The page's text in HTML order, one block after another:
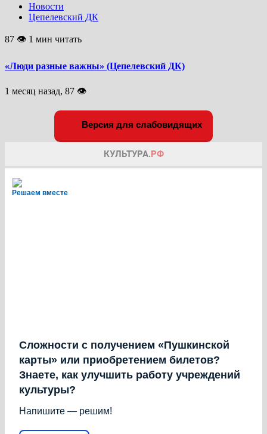
Новости
Цепелевский ДК
87 👁 1 мин читать
«Люди разные важны» (Цепелевский ДК)
1 месяц назад, 87 👁
Версия для слабовидящих
Решаем вместе
Сложности с получением «Пушкинской
карты» или приобретением билетов?
Знаете, как улучшить работу учреждений
культуры?
Напишите — решим!